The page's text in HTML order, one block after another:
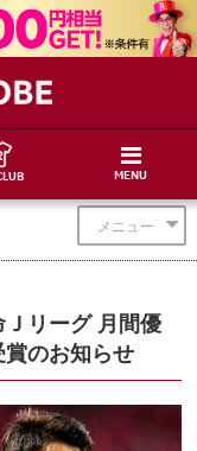
MENU
メニュー
リーグ 月間優
のお知らせ